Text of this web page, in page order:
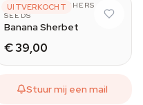
UITVERKOCHT
THE KUSH BROTHERS
SEEDS
Banana Sherbet
€ 39,00
Stuur mij een mail